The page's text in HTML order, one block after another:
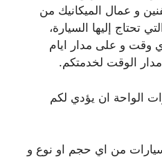
و عمال الميكانيك من
تحتاج إليها السيارة،
وقت و على مدار ايام
الوقت لخدمتكم.
الواحة ان يؤدي لكم
من اي حجم او نوع و